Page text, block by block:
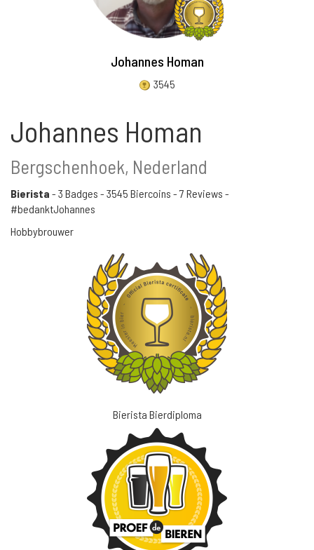
Johannes Homan
3545
Johannes Homan
Bergschenhoek, Nederland
Bierista - 3 Badges - 3545 Biercoins - 7 Reviews -
#bedanktJohannes
Hobbybrouwer
Bierista Bierdiploma